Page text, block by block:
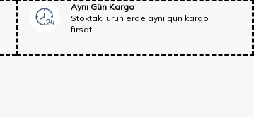
Aynı Gün Kargo
Stoktaki ürünlerde aynı gün kargo
fırsatı.